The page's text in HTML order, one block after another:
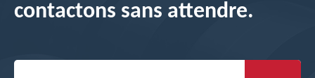
contactons sans attendre.